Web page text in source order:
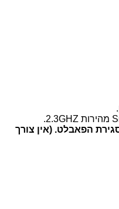
הפאבלט. (אין צורך